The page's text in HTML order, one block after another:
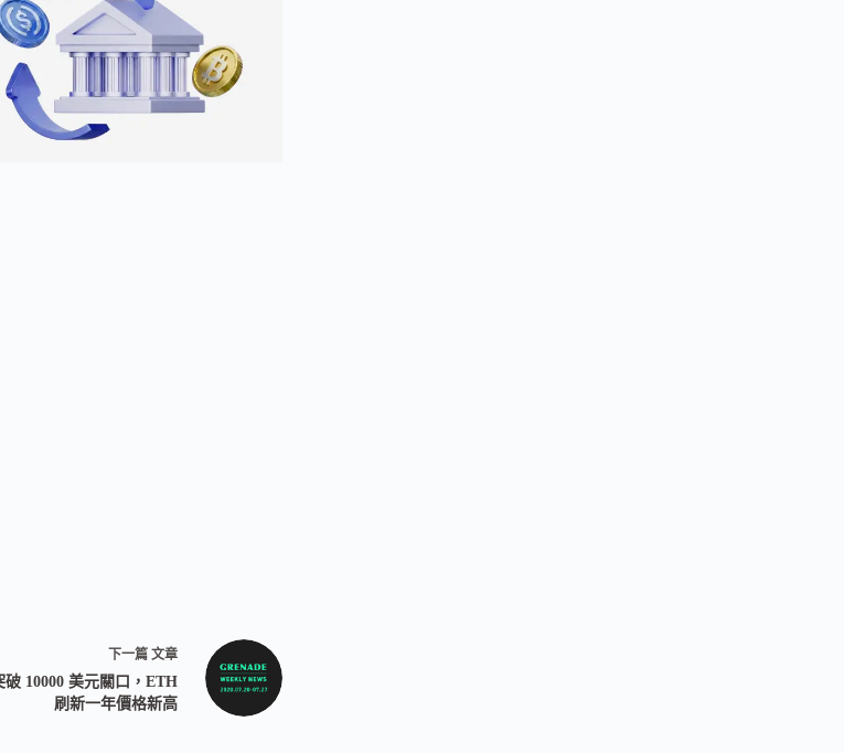
下一篇 文章
破 10000 美元關口，ETH
刷新一年價格新高